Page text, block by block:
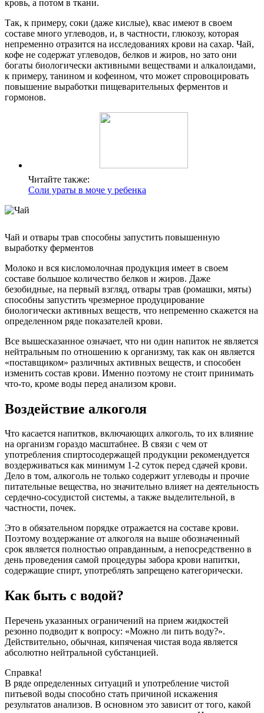
кровь, а потом в ткани.
Так, к примеру, соки (даже кислые), квас имеют в своем
составе много углеводов, и, в частности, глюкозу, которая
непременно отразится на исследованиях крови на сахар. Чай,
кофе не содержат углеводов, белков и жиров, но зато они
богаты биологически активными веществами и алкалоидами,
к примеру, танином и кофеином, что может спровоцировать
повышение выработки пищеварительных ферментов и
гормонов.
Читайте также:
Соли ураты в моче у ребенка
Чай и отвары трав способны запустить повышенную
выработку ферментов
Молоко и вся кисломолочная продукция имеет в своем
составе большое количество белков и жиров. Даже
безобидные, на первый взгляд, отвары трав (ромашки, мяты)
способны запустить чрезмерное продуцирование
биологически активных веществ, что непременно скажется на
определенном ряде показателей крови.
Все вышесказанное означает, что ни один напиток не является
нейтральным по отношению к организму, так как он является
«поставщиком» различных активных веществ, и способен
изменить состав крови. Именно поэтому не стоит принимать
что-то, кроме воды перед анализом крови.
Воздействие алкоголя
Что касается напитков, включающих алкоголь, то их влияние
на организм гораздо масштабнее. В связи с чем от
употребления спиртосодержащей продукции рекомендуется
воздерживаться как минимум 1-2 суток перед сдачей крови.
Дело в том, алкоголь не только содержит углеводы и прочие
питательные вещества, но значительно влияет на деятельность
сердечно-сосудистой системы, а также выделительной, в
частности, почек.
Это в обязательном порядке отражается на составе крови.
Поэтому воздержание от алкоголя на выше обозначенный
срок является полностью оправданным, а непосредственно в
день проведения самой процедуры забора крови напитки,
содержащие спирт, употреблять запрещено категорически.
Как быть с водой?
Перечень указанных ограничений на прием жидкостей
резонно подводит к вопросу: «Можно ли пить воду?».
Действительно, обычная, кипяченая чистая вода является
абсолютно нейтральной субстанцией.
Справка!
В ряде определенных ситуаций и употребление чистой
питьевой воды способно стать причиной искажения
результатов анализов. В основном это зависит от того, какой